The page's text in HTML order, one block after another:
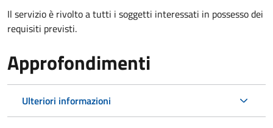
Il servizio è rivolto a tutti i soggetti interessati in possesso dei
requisiti previsti.
Approfondimenti
Ulteriori informazioni